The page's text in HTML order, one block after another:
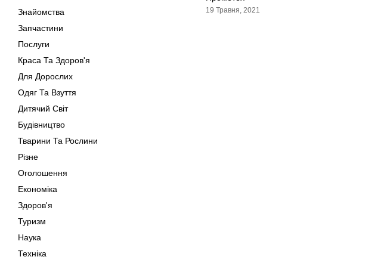
Знайомства
Запчастини
Послуги
Краса Та Здоров'я
Для Дорослих
Одяг Та Взуття
Дитячий Світ
Будівництво
Тварини Та Рослини
Різне
Оголошення
Економіка
Здоров'я
Туризм
Наука
Техніка
19 Травня, 2021